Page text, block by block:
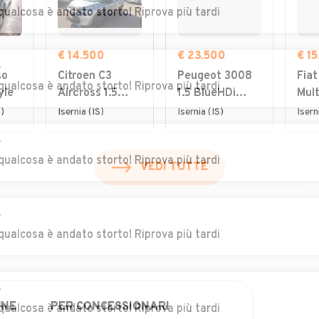
€ 14.500
Citroen C3
Aircross 1.5
BlueHDi 120cv
Isernia (IS)
€ 23.500
Peugeot 3008
1.5 BlueHDi
130cv S&S
Isernia (IS)
€
VEDI TUTTE
PER CONCESSIONARI
è andato storto! Riprova più tardi
è andato storto! Riprova più tardi
è andato storto! Riprova più tardi
è andato storto! Riprova più tardi
è andato storto! Riprova più tardi